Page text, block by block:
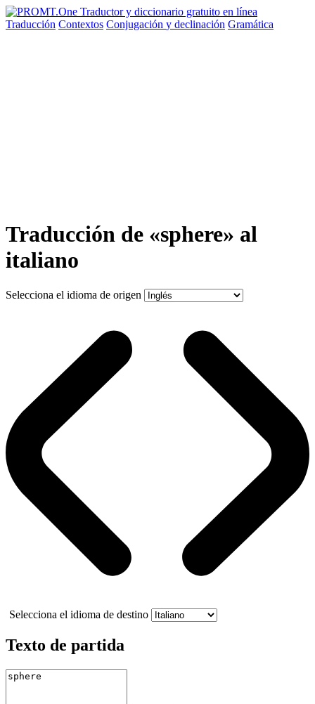
Traducción Contextos Conjugación y declinación Gramática
Traducción de «sphere» al
italiano
Selecciona el idioma de origen
Selecciona el idioma de destino
Texto de partida